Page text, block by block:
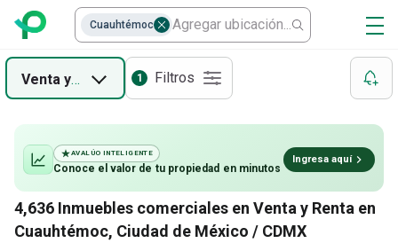
Venta yRenta 1 Filtros
4,636 Inmuebles comerciales en Venta y Renta en
Cuauhtémoc, Ciudad de México / CDMX
AVALÚO INTELIGENTE
Conoce el valor de tu propiedad en minutos
Ingresa aquí
Cuauhtémoc